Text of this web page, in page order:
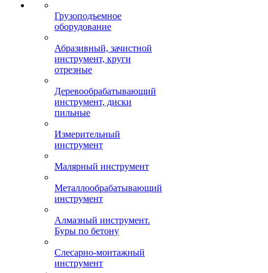
Грузоподъемное
оборудование
Абразивный, зачистной
инструмент, круги
отрезные
Деревообрабатывающий
инструмент, диски
пильные
Измерительный
инструмент
Малярный инструмент
Металлообрабатывающий
инструмент
Алмазный инструмент.
Буры по бетону
Слесарно-монтажный
инструмент